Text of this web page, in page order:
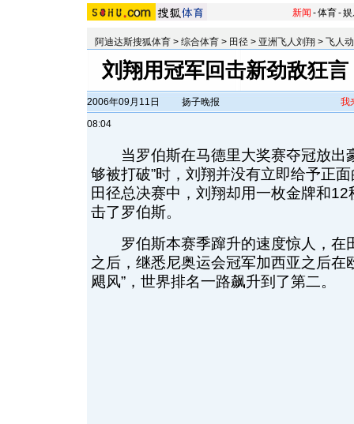
新闻 -体育-
阿迪达斯搜狐体育 > 综合体育 > 田径 > 亚洲飞人刘翔 > 飞人
刘翔用冠军回击新劲敌狂
2006年09月11日
08:04
扬子晚报 我
当罗伯斯在马德里大奖赛夺冠放出
够被打破”时，刘翔并没有立即给予正
田径总决赛中，刘翔却用一枚金牌和
击了罗伯斯。
罗伯斯本赛季蹿升的速度惊人，在
之后，继悉尼奥运会冠军加西亚之后在
飓风”，世界排名一路飙升到了第二。